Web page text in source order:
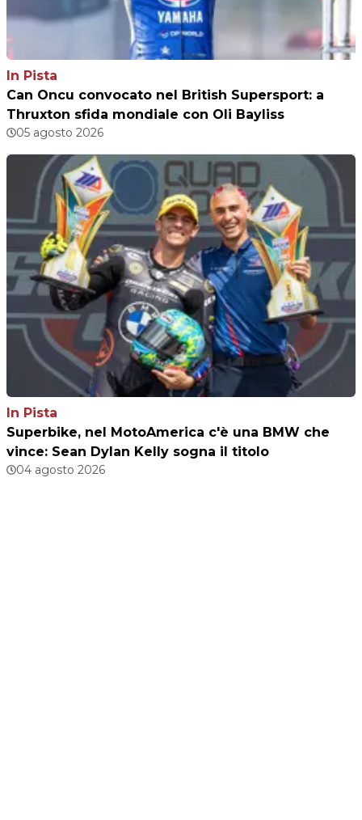
In Pista
Can Oncu convocato nel British Supersport: a
Thruxton sfida mondiale con Oli Bayliss
05 agosto 2026
In Pista
Superbike, nel MotoAmerica c'è una BMW che
vince: Sean Dylan Kelly sogna il titolo
04 agosto 2026